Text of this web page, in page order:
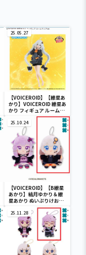
25.05.27
【VOICEROID】【紲星あ
かり】VOICEROID 紲星あ
かり フィギュア ルームウ
25.10.24
【VOICEROID】【B紲星
あかり】結月ゆかり＆紲
星あかり ぬいぷりけおす
25.11.28